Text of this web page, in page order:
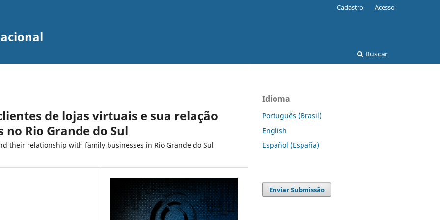
Buscar
Cadastro Acesso
de lojas virtuais e sua relação
Rio Grande do Sul
their relationship with family businesses in Rio Grande do Sul
Idioma
Português (Brasil)
English
Español (España)
Enviar Submissão